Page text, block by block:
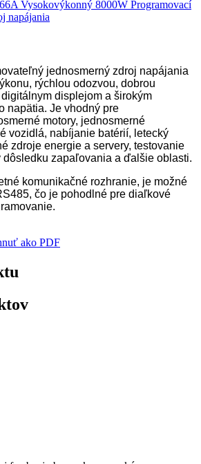
jednosmerný zdroj napájania
rýchlou odozvou, dobrou
displejom a širokým
napätia. Je vhodný pre
motory, jednosmerné
vozidlá, nabíjanie batérií, letecký
zdroje energie a servery, testovanie
dôsledku zapaľovania a ďalšie oblasti.
komunikačné rozhranie, je možné
čo je pohodlné pre diaľkové
ako PDF